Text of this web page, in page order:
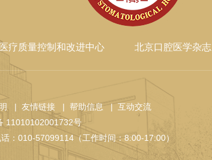
疗质量控制和改进中心 北京口腔医学杂志
| 友情链接 | 帮助信息
| 互动交流
11010102001732号
：010-57099114（工作时间：8:00-17:00）